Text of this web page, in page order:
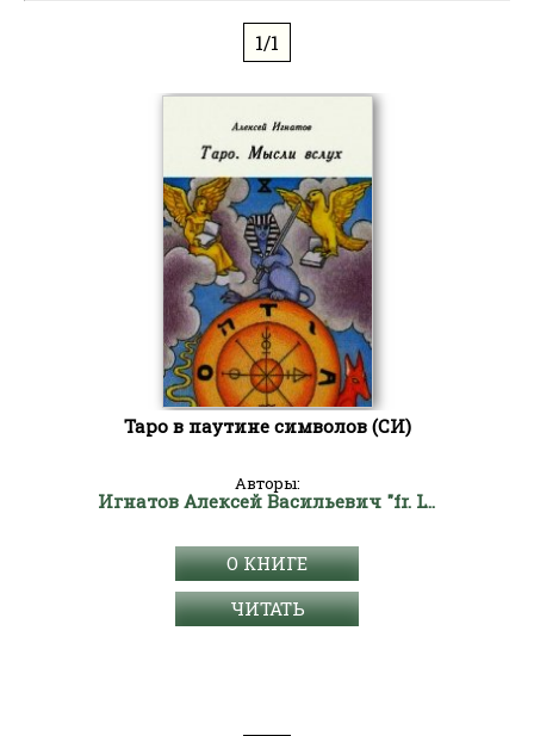
1/1
Таро в паутине символов (СИ)
Авторы:
Игнатов Алексей Васильевич "fr. LVX ADONAI"
О КНИГЕ
ЧИТАТЬ